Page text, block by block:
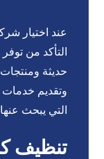
عند اختيار
التأكد من
حديثة ومنتجات
وتقديم خدمات
التي يبحث
تنظيف